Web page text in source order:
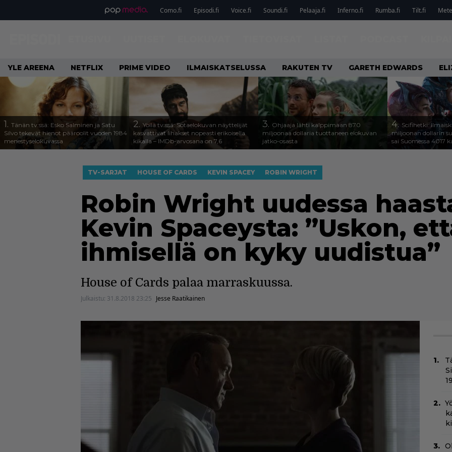
Como.fi Episodi.fi Voice.fi Soundi.fi Pelaaja.fi Inferno.fi Rumba.fi Tilt.fi
YLE AREENA NETFLIX PRIME VIDEO ILMAISKATSELUSSA RAKUTEN TV GARETH EDWARDS
1. Tänän tv:ssä: Esko Salminen ja Satu
Silvo tekevät hienot pääroolit vuoden 1984
menestyselokuvassa
2. Yöllä tv:ssä: Sotaelokuvan näyttelijät
kasvattivat lihakset nopeasti erikoisella
kikalla – IMDb-arvosana on 7,6
3. Ohjaaja lähti kalppimaan 870
miljoonaa dollaria tuottaneen elokuvan
jatko-osasta
4. Scifihetki:
miljoonan dollarin
sai Suomessa 4017
TV-SARJAT HOUSE OF CARDS KEVIN SPACEY ROBIN WRIGHT
Robin Wright uudessa
Kevin Spaceysta: ”Uskon,
ihmisellä on kyky uudistua”
House of Cards palaa marraskuussa.
Julkaistu: 31.8.2018 23:25 Jesse Raatikainen